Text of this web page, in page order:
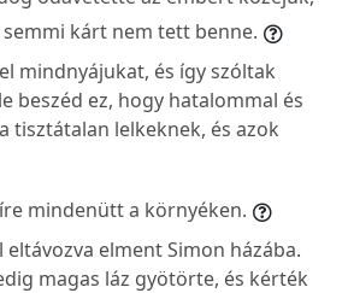
kárt nem tett benne.
mindnyájukat, és így szóltak
beszéd ez, hogy hatalommal és
tisztátalan lelkeknek, és azok
mindenütt a környéken.
eltávozva elment Simon házába.
magas láz gyötörte, és kérték